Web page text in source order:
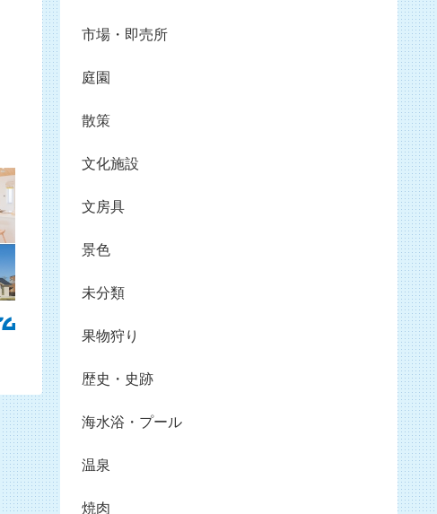
市場・即売所
庭園
散策
文化施設
文房具
景色
未分類
果物狩り
歴史・史跡
海水浴・プール
温泉
焼肉